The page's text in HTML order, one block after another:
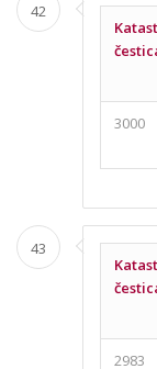
42
3000
43
2983